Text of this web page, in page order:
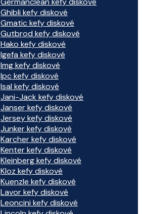
Ghibli kefy diskové
Gmatic kefy diskové
Gutbrod kefy diskové
Hako kefy diskové
Igefa kefy diskové
Img kefy diskové
Ipc kefy diskové
Isal kefy diskové
Jani-Jack kefy diskové
Janser kefy diskové
Jersey kefy diskové
Junker kefy diskové
Karcher kefy diskové
Kenter kefy diskové
Kleinberg kefy diskové
Kloz kefy diskové
Kuenzle kefy diskové
Lavor kefy diskové
Leoncini kefy diskové